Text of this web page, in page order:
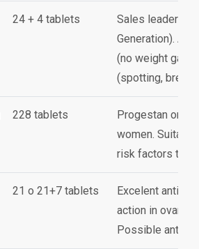
24 + 4 tablets
Sales leader
Generation).
(no weight
(spotting,
228 tablets
Progestan
women.
risk factors to
21 o 21+7 tablets
Excelent
action in ovaries
Possible